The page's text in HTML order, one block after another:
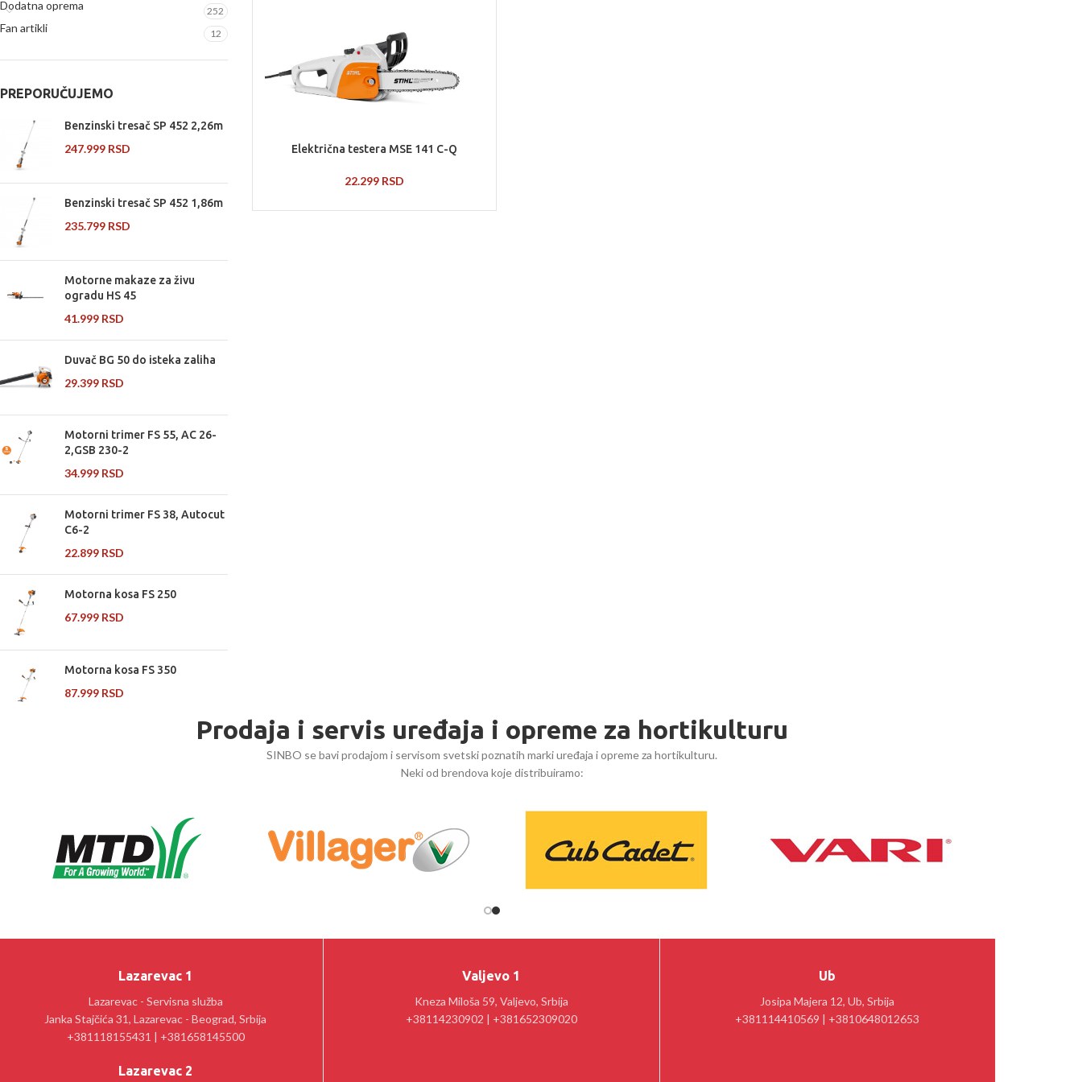
Dodatna oprema 252
Fan artikli 12
PREPORUČUJEMO
Benzinski tresač SP 452 2,26m
247.999 RSD
Benzinski tresač SP 452 1,86m
235.799 RSD
Motorne makaze za živu
ogradu HS 45
41.999 RSD
Duvač BG 50 do isteka zaliha
29.399 RSD
Motorni trimer FS 55, AC 26-
2,GSB 230-2
34.999 RSD
Motorni trimer FS 38, Autocut
C6-2
22.899 RSD
Motorna kosa FS 250
67.999 RSD
Motorna kosa FS 350
87.999 RSD
Električna testera MSE 141 C-Q
22.299 RSD
Prodaja i servis uređaja i opreme za hortikulturu
SINBO se bavi prodajom i servisom svetski poznatih marki uređaja i opreme za hortikulturu.
Neki od brendova koje distribuiramo:
Lazarevac 1
Lazarevac - Servisna služba
Janka Stajčića 31, Lazarevac - Beograd, Srbija
+381118155431 | +381658145500
Lazarevac 2
Valjevo 1
Kneza Miloša 59, Valjevo, Srbija
+38114230902 | +381652309020
Ub
Josipa Majera 12, Ub, Srbija
+381114410569 | +3810648012653